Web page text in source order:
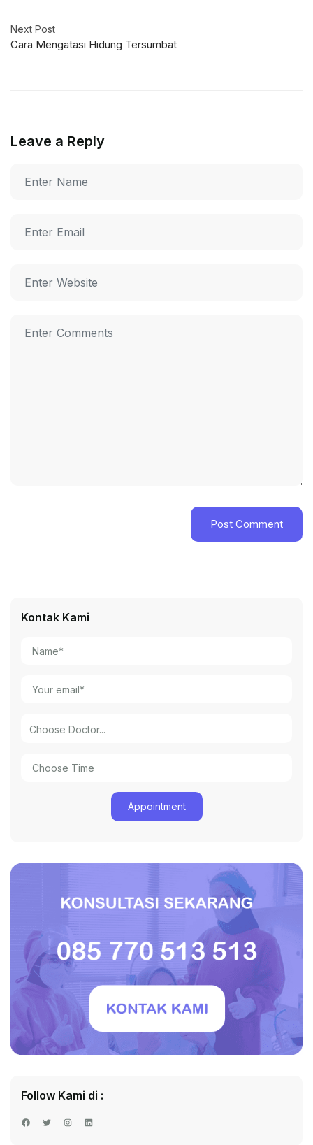
Next Post
Cara Mengatasi Hidung Tersumbat
Leave a Reply
Kontak Kami
Follow Kami di :
Facebook
TwitterInstagram